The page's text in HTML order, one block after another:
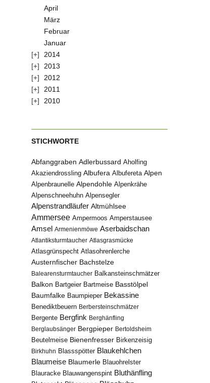
April
März
Februar
Januar
2014
2013
2012
2011
2010
STICHWORTE
Abfanggraben Adlerbussard Aholfing
Akaziendrossling Albufera Albufereta Alpen
Alpenbraunelle Alpendohle Alpenkrähe
Alpenschneehuhn Alpensegler
Alpenstrandläufer Altmühlsee
Ammersee Ampermoos Amperstausee
Amsel Armenienmöwe Aserbaidschan
Atlantiksturmtaucher Atlasgrasmücke
Atlasgrünspecht Atlasohrenlerche
Austernfischer Bachstelze
Balearensturmtaucher Balkansteinschmätzer
Balkon Bartgeier Bartmeise Basstölpel
Baumfalke Baumpieper Bekassine
Benediktbeuern Berbersteinschmätzer
Bergente Bergfink Berghänfling
Berglaubsänger Bergpieper Bertoldsheim
Beutelmeise Bienenfresser Birkenzeisig
Birkhuhn Blassspötter Blaukehlchen
Blaumeise Blaumerle Blauohrelster
Blauracke Blauwangenspint Bluthänfling